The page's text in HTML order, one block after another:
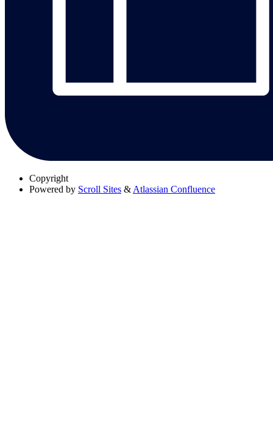
Copyright
Powered by Scroll Sites & Atlassian Confluence